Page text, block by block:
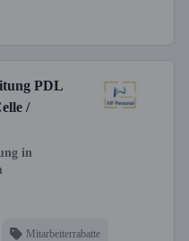
PDL
/
in
Mitarbeiterrabatte